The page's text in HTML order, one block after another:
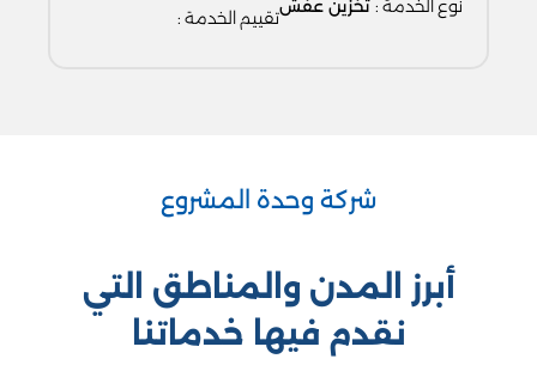
نوع الخدمة : تخزين عفش
تقييم الخدمة :
شركة وحدة المشروع
أبرز المدن والمناطق التي
نقدم فيها خدماتنا